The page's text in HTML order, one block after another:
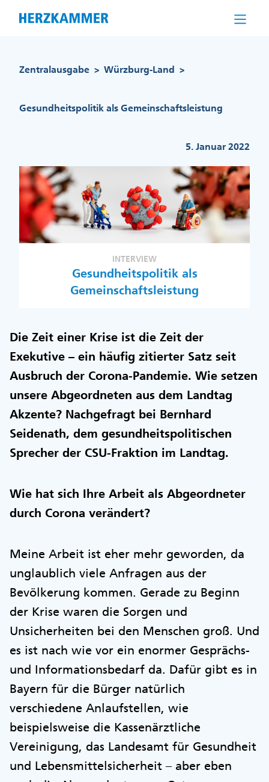
Zentralausgabe > Würzburg-Land >
Gesundheitspolitik als Gemeinschaftsleistung
5. Januar 2022
INTERVIEW
Gesundheitspolitik als
Gemeinschaftsleistung
Die Zeit einer Krise ist die Zeit der
Exekutive – ein häufig zitierter Satz seit
Ausbruch der Corona-Pandemie. Wie setzen
unsere Abgeordneten aus dem Landtag
Akzente? Nachgefragt bei Bernhard
Seidenath, dem gesundheitspolitischen
Sprecher der CSU-Fraktion im Landtag.
Wie hat sich Ihre Arbeit als Abgeordneter
durch Corona verändert?
Meine Arbeit ist eher mehr geworden, da
unglaublich viele Anfragen aus der
Bevölkerung kommen. Gerade zu Beginn
der Krise waren die Sorgen und
Unsicherheiten bei den Menschen groß. Und
es ist nach wie vor ein enormer Gesprächs-
und Informationsbedarf da. Dafür gibt es in
Bayern für die Bürger natürlich
verschiedene Anlaufstellen, wie
beispielsweise die Kassenärztliche
Vereinigung, das Landesamt für Gesundheit
und Lebensmittelsicherheit – aber eben